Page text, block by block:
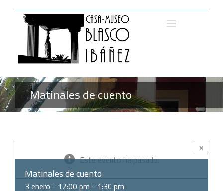
contenido
Matinales de cuento
×
Este evento ha pasado.
Matinales de cuento
3 enero - 12:00 pm - 1:30 pm